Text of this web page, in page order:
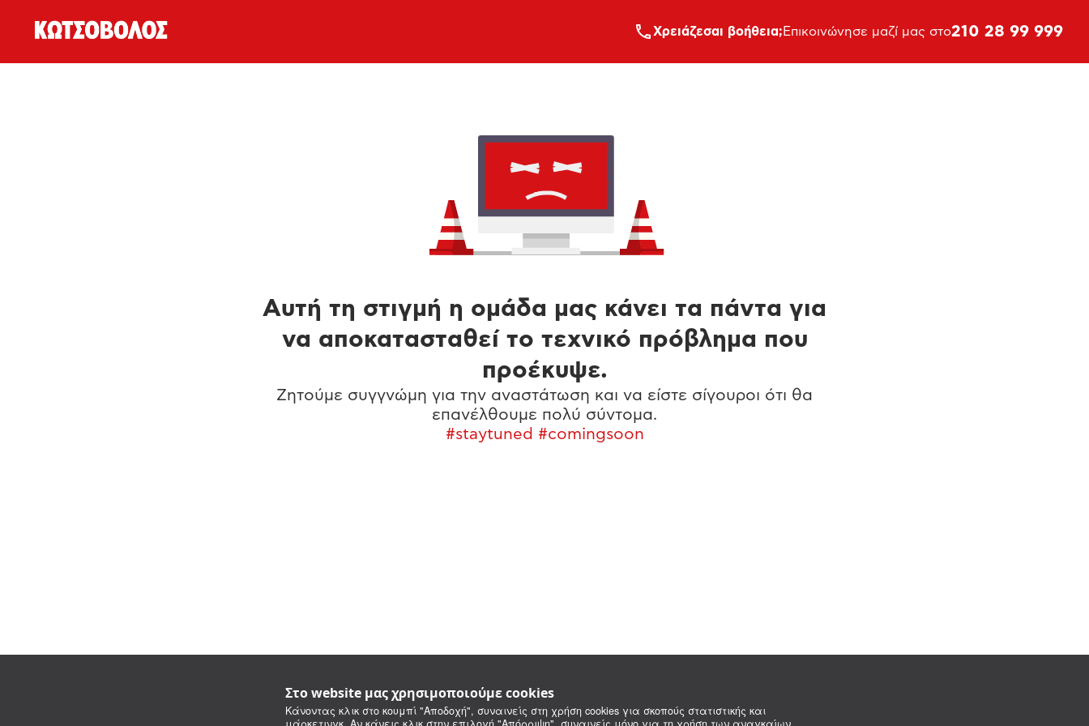
Στο website μας χρησιμοποιούμε cookies
Κάνοντας κλικ στο κουμπί "Αποδοχή", συναινείς στη χρήση cookies για σκοπούς στατιστικής και
Xρειάζεσαι βοήθεια; Επικοινώνησε μαζί μας στο210 28 99 999
Αυτή τη στιγμή η ομάδα μας κάνει τα πάντα για
να αποκατασταθεί το τεχνικό πρόβλημα που
προέκυψε.
Ζητούμε συγγνώμη για την αναστάτωση και να είστε σίγουροι ότι θα
επανέλθουμε πολύ σύντομα.
#staytuned #comingsoon